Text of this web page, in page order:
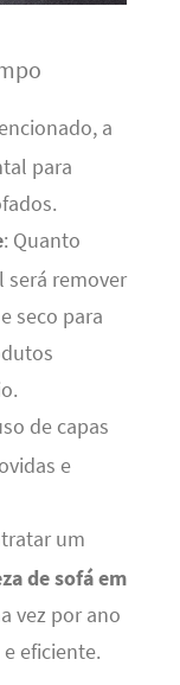
a
para
: Quanto
será remover
seco para
de capas
e
um
de sofá em
vez por ano
eficiente.